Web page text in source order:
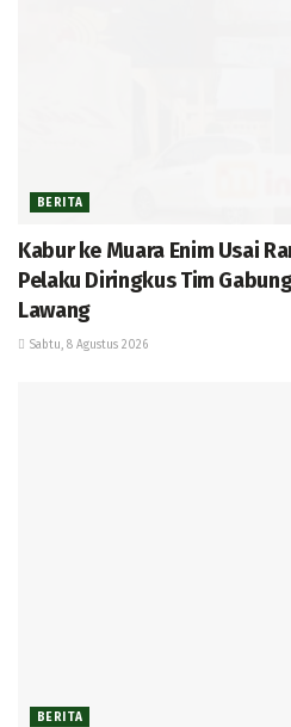
BERITA
Kabur ke Muara Enim Usai
Pelaku Diringkus Tim
Lawang
Sabtu, 8 Agustus 2026
BERITA